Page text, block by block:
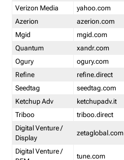
Verizon Media
yahoo.com
Azerion
azerion.com
Mgid
mgid.com
Quantum
xandr.com
Ogury
ogury.com
Refine
refine.direct
Seedtag
seedtag.com
Ketchup Adv
ketchupadv.it
Triboo
triboo.direct
Digital Venture /
Display
zetaglobal.com
Digital Venture /
tune.com